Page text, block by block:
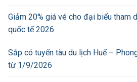
Giảm 20% giá vé cho đại biểu tham
quốc tế 2026
Sắp có tuyến tàu du lịch Huế –
từ 1/9/2026